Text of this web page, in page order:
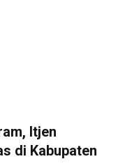
Itjen
di Kabupaten